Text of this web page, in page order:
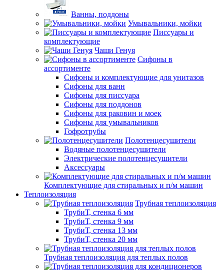
Ванны, поддоны
Умывальники, мойки
Писсуары и
комплектующие
Чаши Генуя
Сифоны в
ассортименте
Сифоны и комплектующие для унитазов
Сифоны для ванн
Сифоны для писсуара
Сифоны для поддонов
Сифоны для раковин и моек
Сифоны для умывальников
Гофротрубы
Полотенцесушители
Водяные полотенцесушители
Электрические полотенцесушители
Аксессуары
Комплектующие для стиральных и п/м машин
Теплоизоляция
Трубная теплоизоляция
ТрубиТ, стенка 6 мм
ТрубиТ, стенка 9 мм
ТрубиТ, стенка 13 мм
ТрубиТ, стенка 20 мм
Трубная теплоизоляция для теплых полов